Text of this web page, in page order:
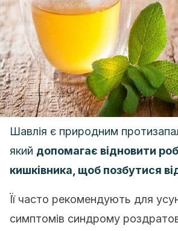
Шавлія є природним
який допомагає відновити
кишківника, щоб позбутися
Її часто рекомендують для
симптомів синдрому